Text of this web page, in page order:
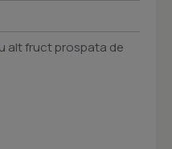
alt fruct prospata de